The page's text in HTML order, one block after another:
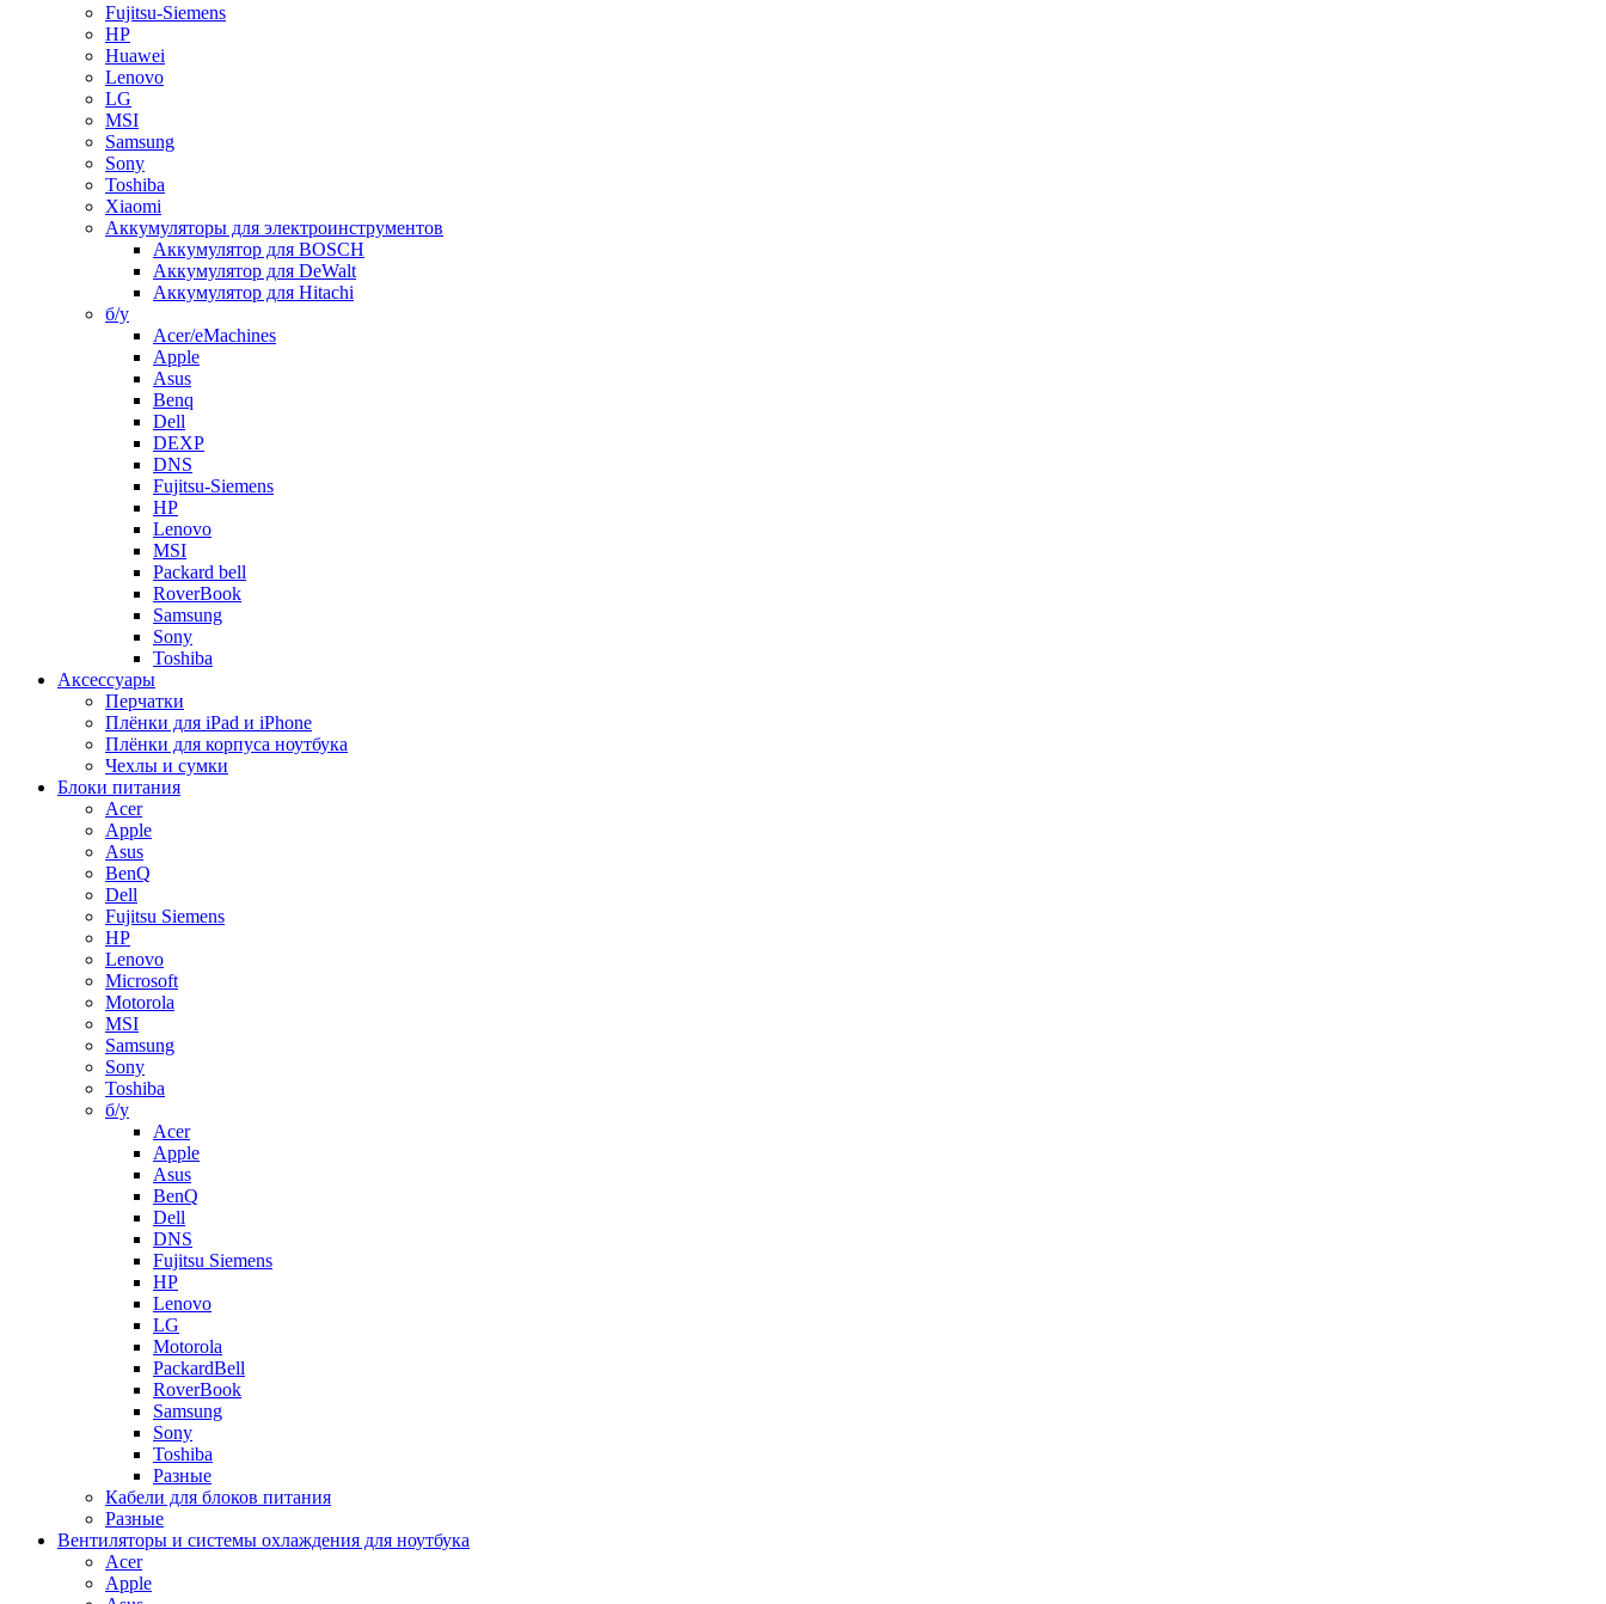
Fujitsu-Siemens
HP
Huawei
Lenovo
LG
MSI
Samsung
Sony
Toshiba
Xiaomi
Аккумуляторы для электроинструментов
Аккумулятор для BOSCH
Аккумулятор для DeWalt
Аккумулятор для Hitachi
б/у
Acer/eMachines
Apple
Asus
Benq
Dell
DEXP
DNS
Fujitsu-Siemens
HP
Lenovo
MSI
Packard bell
RoverBook
Samsung
Sony
Toshiba
Аксессуары
Перчатки
Плёнки для iPad и iPhone
Плёнки для корпуса ноутбука
Чехлы и сумки
Блоки питания
Acer
Apple
Asus
BenQ
Dell
Fujitsu Siemens
HP
Lenovo
Microsoft
Motorola
MSI
Samsung
Sony
Toshiba
б/у
Acer
Apple
Asus
BenQ
Dell
DNS
Fujitsu Siemens
HP
Lenovo
LG
Motorola
PackardBell
RoverBook
Samsung
Sony
Toshiba
Разные
Кабели для блоков питания
Разные
Вентиляторы и системы охлаждения для ноутбука
Acer
Apple